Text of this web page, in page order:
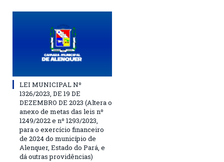
LEI MUNICIPAL Nº
1326/2023, DE 19 DE
DEZEMBRO DE 2023 (Altera o
anexo de metas das leis nº
1249/2022 e nº 1293/2023,
para o exercício financeiro
de 2024 do município de
Alenquer, Estado do Pará, e
dá outras providências)